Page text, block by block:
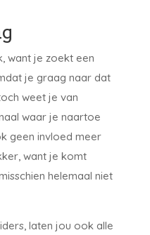
want je zoekt een
je graag naar dat
weet je van
waar je naartoe
geen invloed meer
want je komt
helemaal niet
laten jou ook alle